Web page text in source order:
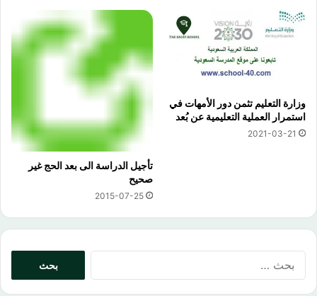
وزارة التعليم تثمن دور الأمهات في
استمرار العملية التعليمية عن بُعد
2021-03-21
تأجيل الدراسة الى بعد الحج غير
صحيح
2015-07-25
البحث